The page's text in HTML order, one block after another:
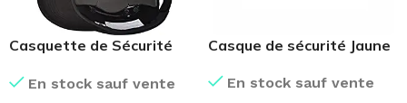
Casquette de Sécurité
En stock sauf vente
Casque de sécurité Jaune
En stock sauf vente